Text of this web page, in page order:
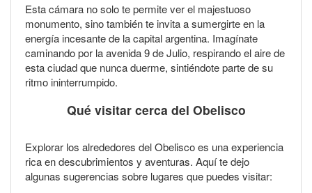
Esta cámara no solo te permite ver el majestuoso
monumento, sino también te invita a sumergirte en la
energía incesante de la capital argentina. Imagínate
caminando por la avenida 9 de Julio, respirando el aire de
esta ciudad que nunca duerme, sintiéndote parte de su
ritmo ininterrumpido.
Qué visitar cerca del Obelisco
Explorar los alrededores del Obelisco es una experiencia
rica en descubrimientos y aventuras. Aquí te dejo
algunas sugerencias sobre lugares que puedes visitar: